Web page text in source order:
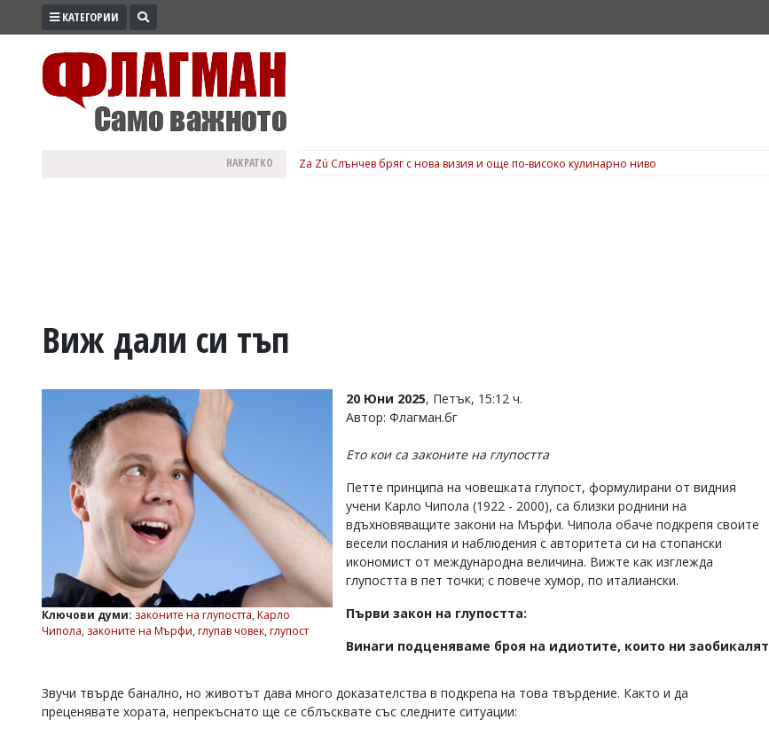
ПРОМО
ВОЙНАТА
РАЗСЛЕДВАНЕ
Василев,
v.vasilev@flagman.bg
Главен
редактор:
КАТЕГОРИИ
НАКРАТКО Za Zú Слънчев бряг с нова визия и още по-високо кулинарно ниво
Виж дали си тъп
Ключови думи: законите на глупостта, Карло
Чипола, законите на Мърфи, глупав човек, глупост
20 Юни 2025, Петък, 15:12 ч.
Автор: Флагман.бг
Ето кои са законите на глупостта
Петте принципа на човешката глупост, формулирани от видния
учени Карло Чипола (1922 - 2000), са близки роднини на
вдъхновяващите закони на Мърфи. Чипола обаче подкрепя своите
весели послания и наблюдения с авторитета си на стопански
икономист от международна величина. Вижте как изглежда
глупостта в пет точки; с повече хумор, по италиански.
Първи закон на глупостта:
Винаги подценяваме броя на идиотите, които ни заобикалят
Звучи твърде банално, но животът дава много доказателства в подкрепа на това твърдение. Както и да
преценявате хората, непрекъснато ще се сблъсквате със следните ситуации: